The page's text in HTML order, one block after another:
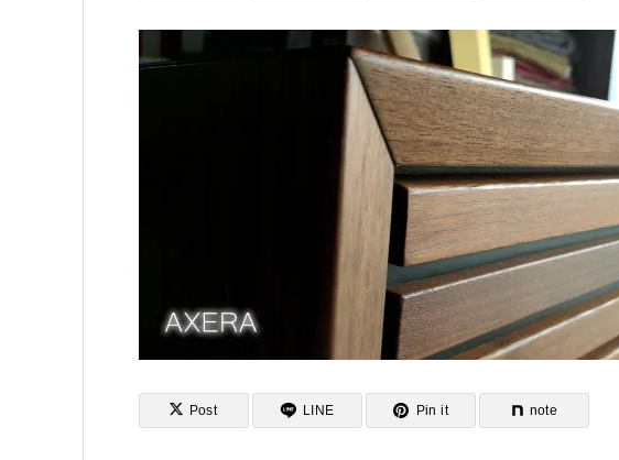
Post LINE Pin it note